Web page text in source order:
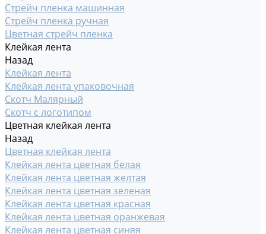
Стрейч пленка машинная
Стрейч пленка ручная
Цветная стрейч пленка
Клейкая лента
Назад
Клейкая лента
Клейкая лента упаковочная
Скотч Малярный
Скотч с логотипом
Цветная клейкая лента
Назад
Цветная клейкая лента
Клейкая лента цветная белая
Клейкая лента цветная желтая
Клейкая лента цветная зеленая
Клейкая лента цветная красная
Клейкая лента цветная оранжевая
Клейкая лента цветная синяя